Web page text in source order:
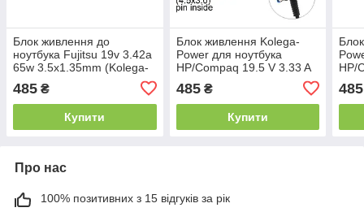
Блок живлення до
ноутбука Fujitsu 19v 3.42a
65w 3.5x1.35mm (Kolega-
485 ₴
Купити
Блок живлення Kolega-
Power для ноутбука
HP/Compaq 19.5 V 3.33 A
65W 4.5x3.0 (Гарантія 12
міс)
485₴
Купити
HP/
міс)
485
Про нас
100% позитивних з 15 відгуків за рік